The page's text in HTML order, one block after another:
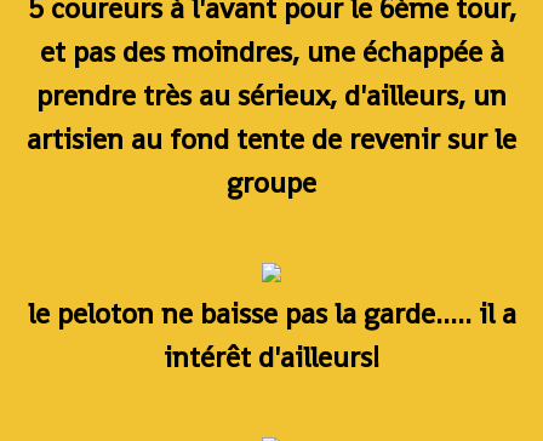
5 coureurs à l'avant pour le 6ème tour,
et pas des moindres, une échappée à
prendre très au sérieux, d'ailleurs, un
artisien au fond tente de revenir sur le
groupe
le peloton ne baisse pas la garde..... il a
intérêt d'ailleurs!